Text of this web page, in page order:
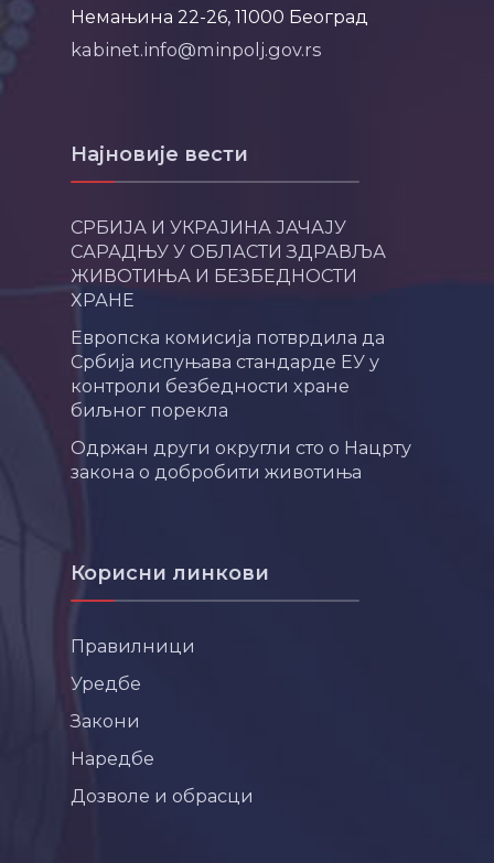
Немањина 22-26, 11000 Београд
kabinet.info@minpolj.gov.rs
Најновије вести
СРБИЈА И УКРАЈИНА ЈАЧАЈУ
САРАДЊУ У ОБЛАСТИ ЗДРАВЉА
ЖИВОТИЊА И БЕЗБЕДНОСТИ
ХРАНЕ
Европска комисија потврдила да
Србија испуњава стандарде ЕУ у
контроли безбедности хране
биљног порекла
Одржан други округли сто о Нацрту
закона о добробити животиња
Корисни линкови
Правилници
Уредбе
Закони
Наредбе
Дозволе и обрасци